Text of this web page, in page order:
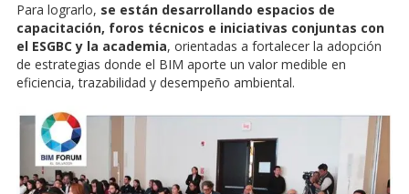
Para lograrlo, se están desarrollando espacios de
capacitación, foros técnicos e iniciativas conjuntas con
el ESGBC y la academia, orientadas a fortalecer la adopción
de estrategias donde el BIM aporte un valor medible en
eficiencia, trazabilidad y desempeño ambiental.